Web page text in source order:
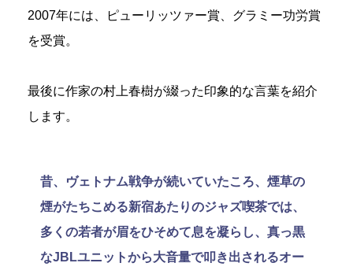
2007年には、ピューリッツァー賞、グラミー功労賞
を受賞。
最後に作家の村上春樹が綴った印象的な言葉を紹介
します。
昔、ヴェトナム戦争が続いていたころ、煙草の
煙がたちこめる新宿あたりのジャズ喫茶では、
多くの若者が眉をひそめて息を凝らし、真っ黒
なJBLユニットから大音量で叩き出されるオー